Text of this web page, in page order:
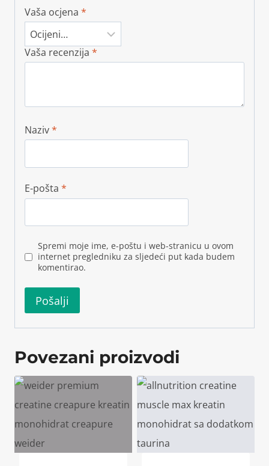
Vaša ocjena *
Vaša recenzija *
Naziv*
E-pošta *
Spremi moje ime, e-poštu i web-stranicu u ovom
internet pregledniku za sljedeći put kada budem
komentirao.
Povezani proizvodi